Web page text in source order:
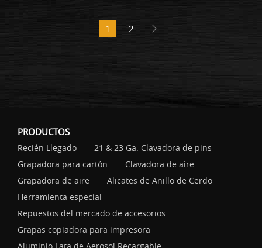
1 2
PRODUCTOS
Recién Llegado
21 & 23 Ga. Clavadora de pins
Grapadora para cartón
Clavadora de aire
Grapadora de aire
Alicates de Anillo de Cerdo
Herramienta especial
Repuestos del mercado de accesorios
Grapas copiadora para impresora
Aluminio Lata de Aerosol Recargable